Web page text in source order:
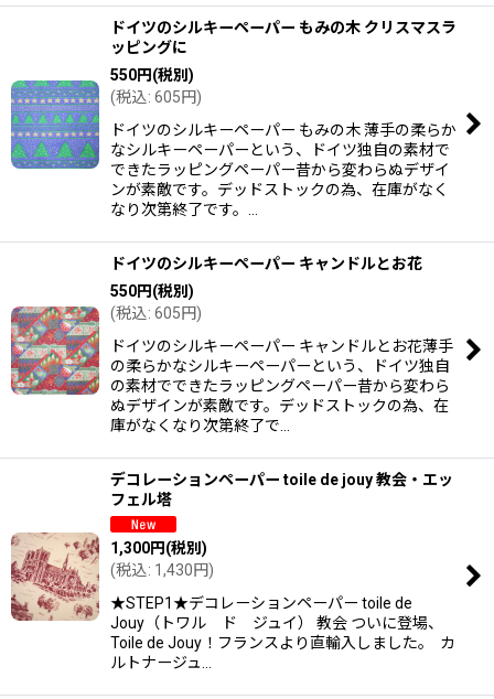
ドイツのシルキーペーパー もみの木 クリスマスラ
ッピングに
550円(税別)
(税込: 605円)
ドイツのシルキーペーパー もみの木 薄手の柔らか
なシルキーペーパーという、ドイツ独自の素材で
できたラッピングペーパー昔から変わらぬデザイ
ンが素敵です。デッドストックの為、在庫がなく
なり次第終了です。…
ドイツのシルキーペーパー キャンドルとお花
550円(税別)
(税込: 605円)
ドイツのシルキーペーパー キャンドルとお花薄手
の柔らかなシルキーペーパーという、ドイツ独自
の素材でできたラッピングペーパー昔から変わら
ぬデザインが素敵です。デッドストックの為、在
庫がなくなり次第終了で…
デコレーションペーパー toile de jouy 教会・エッ
フェル塔
1,300円(税別)
(税込: 1,430円)
★STEP1★デコレーションペーパー toile de
Jouy（トワル ド ジュイ） 教会 ついに登場、
Toile de Jouy！フランスより直輸入しました。 カ
ルトナージュ…